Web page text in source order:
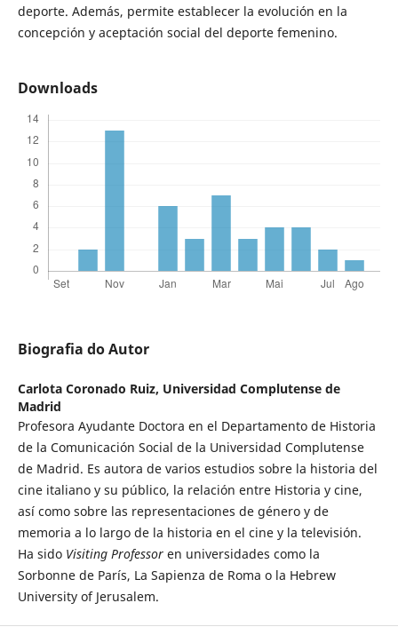
deporte. Además, permite establecer la evolución en la
concepción y aceptación social del deporte femenino.
Downloads
Biografia do Autor
Carlota Coronado Ruiz, Universidad Complutense de
Madrid
Profesora Ayudante Doctora en el Departamento de Historia
de la Comunicación Social de la Universidad Complutense
de Madrid. Es autora de varios estudios sobre la historia del
cine italiano y su público, la relación entre Historia y cine,
así como sobre las representaciones de género y de
memoria a lo largo de la historia en el cine y la televisión.
Ha sido Visiting Professoren universidades como la
Sorbonne de París, La Sapienza de Roma o la Hebrew
University of Jerusalem.